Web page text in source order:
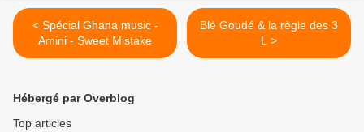
< Spécial Ghana music -
Amini - Sweet Mistake
Blé Goudé & la règle des 3
L >
Hébergé par Overblog
Top articles